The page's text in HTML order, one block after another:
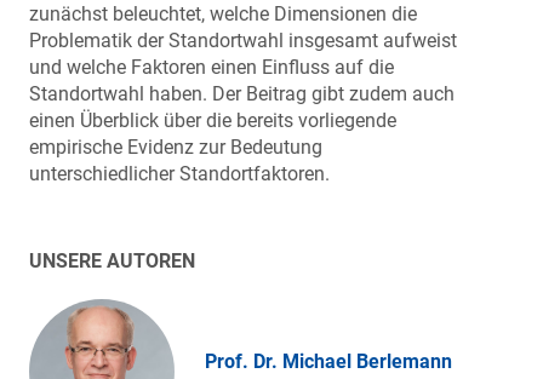
zunächst beleuchtet, welche Dimensionen die
Problematik der Standortwahl insgesamt aufweist
und welche Faktoren einen Einfluss auf die
Standortwahl haben. Der Beitrag gibt zudem auch
einen Überblick über die bereits vorliegende
empirische Evidenz zur Bedeutung
unterschiedlicher Standortfaktoren.
UNSERE AUTOREN
Prof. Dr. Michael Berlemann